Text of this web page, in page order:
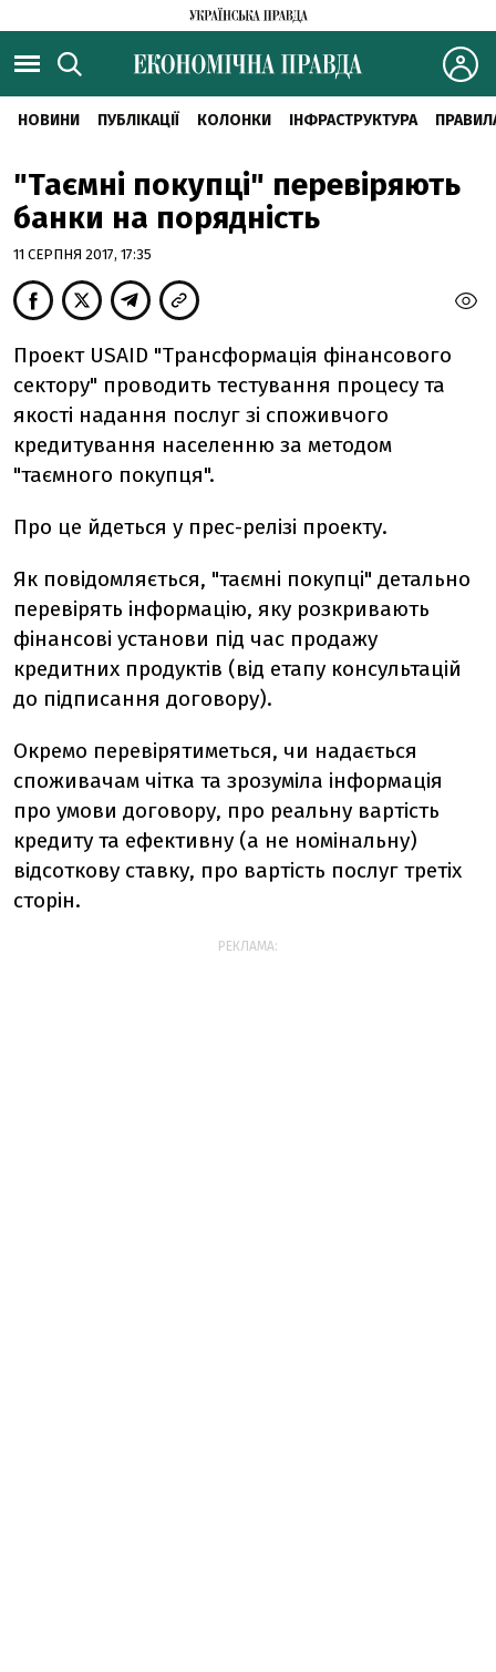
НОВИНИ ПУБЛІКАЦІЇ КОЛОНКИ ІНФРАСТРУКТУРА
"Таємні покупці" перевіряють
банки на порядність
11 СЕРПНЯ 2017, 17:35
Проект USAID "Трансформація фінансового
сектору" проводить тестування процесу та
якості надання послуг зі споживчого
кредитування населенню за методом
"таємного покупця".
Про це йдеться у прес-релізі проекту.
Як повідомляється, "таємні покупці" детально
перевірять інформацію, яку розкривають
фінансові установи під час продажу
кредитних продуктів (від етапу консультацій
до підписання договору).
Окремо перевірятиметься, чи надається
споживачам чітка та зрозуміла інформація
про умови договору, про реальну вартість
кредиту та ефективну (а не номінальну)
відсоткову ставку, про вартість послуг третіх
сторін.
РЕКЛАМА: